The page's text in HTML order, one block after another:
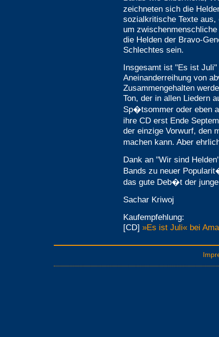
zeichneten sich die
sozialkritische Texte aus,
um
die Helden der Bravo-
Schlechtes sein.
Insgesamt ist "Es ist
Aneinanderreihung von
Zusammengehalten
Ton, der in allen Liedern
Sp�tsommer oder eben
ihre CD erst Ende
der einzige Vorwurf, den
machen kann. Aber
Dank an "Wir sind
Bands zu neuer
das gute Deb�t der
Sachar Kriwoj
Kaufempfehlung:
[CD] »Es ist Juli« bei